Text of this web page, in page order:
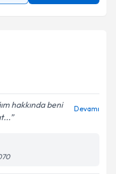
hakkında beni
Devamı